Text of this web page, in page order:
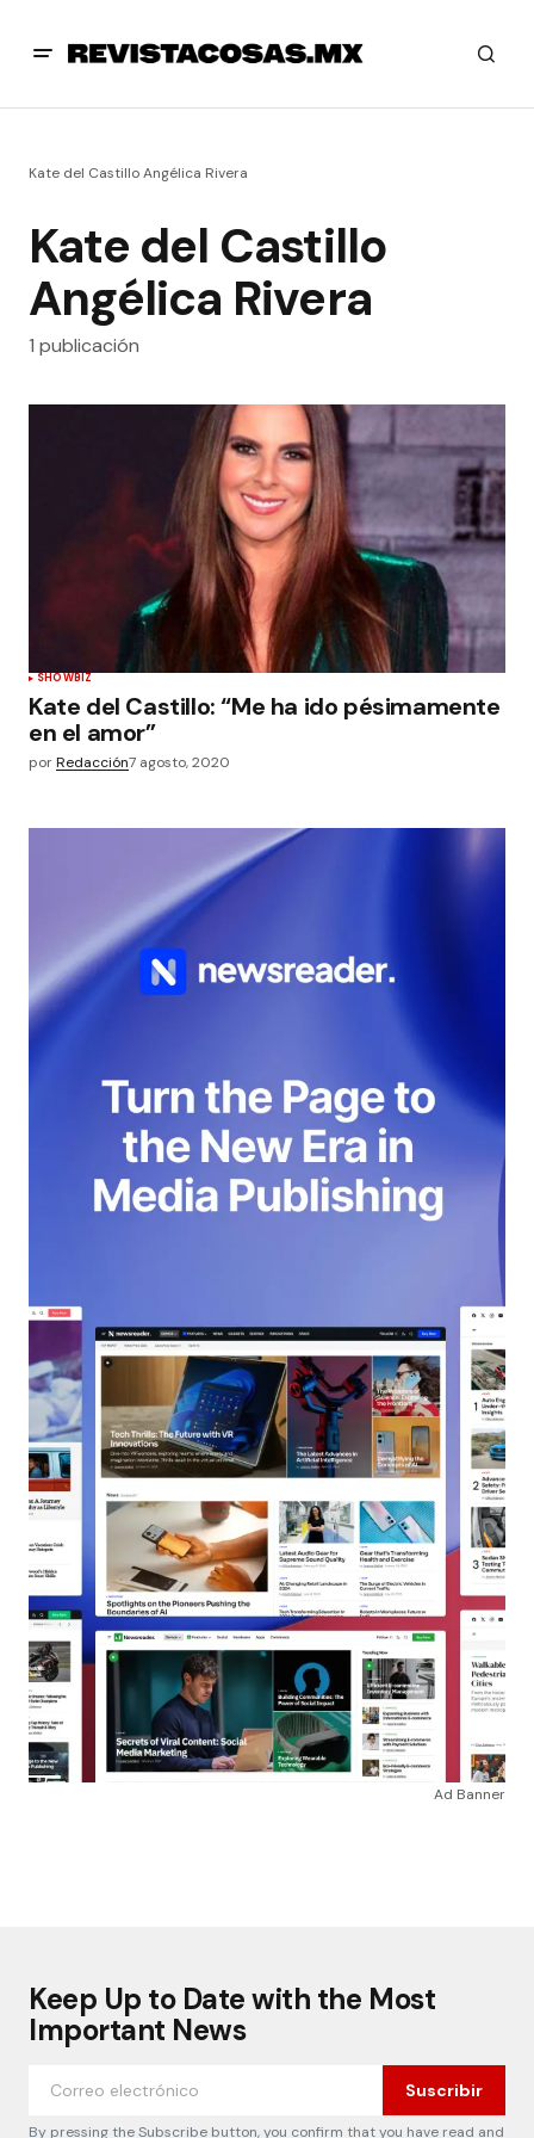
Kate del Castillo Angélica Rivera
Kate del Castillo
Angélica Rivera
1 publicación
SHOWBIZ
Kate del Castillo: “Me ha ido pésimamente
en el amor”
porRedacción7 agosto, 2020
Ad Banner
Keep Up to Date with the Most
Important News
Suscribir
By pressing the Subscribe button, you confirm that you have read and